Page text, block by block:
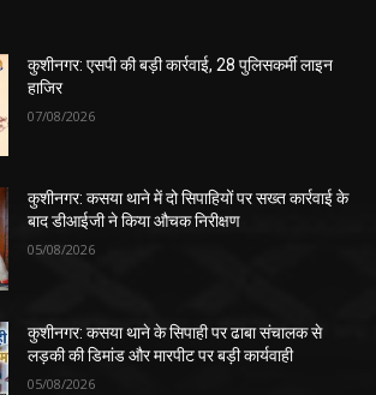
कुशीनगर: एसपी की बड़ी कार्रवाई, 28 पुलिसकर्मी लाइन
हाजिर
07/08/2026
कुशीनगर: कसया थाने में दो सिपाहियों पर सख्त कार्रवाई के
बाद डीआईजी ने किया औचक निरीक्षण
05/08/2026
कुशीनगर: कसया थाने के सिपाही पर ढाबा संचालक से
लड़की की डिमांड और मारपीट पर बड़ी कार्यवाही
05/08/2026